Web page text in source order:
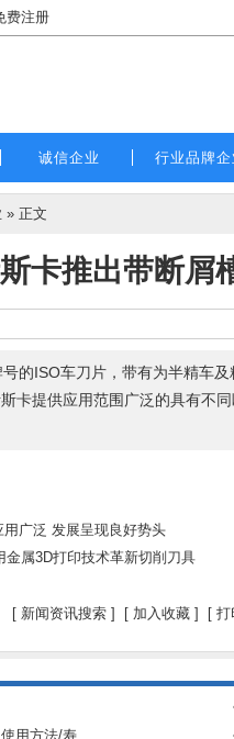
费注册
诚信企业 行业品牌
» 正文
卡推出带断屑
的ISO车刀片，带有为半精车
卡提供应用范围广泛的具有不
广泛 发展呈现良好势头
属3D打印技术革新切削刀具
[ 新闻资讯搜索 ] [ 加入收藏 ] [ 打
用方法/寿